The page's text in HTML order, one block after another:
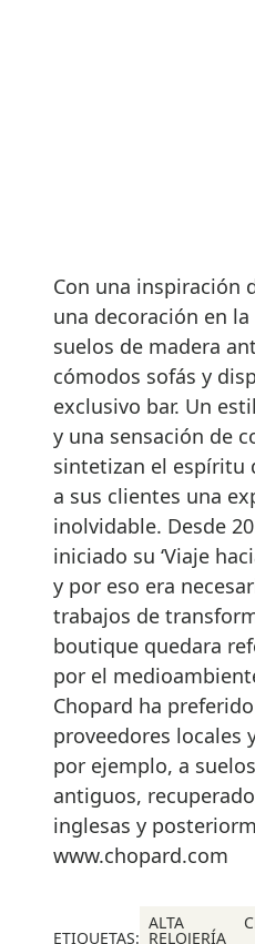
Con una inspiración
una decoración en
suelos de madera
cómodos sofás y
exclusivo bar. Un
y una sensación de
sintetizan el espíritu
a sus clientes una
inolvidable. Desde
iniciado su ‘Viaje
y por eso era
trabajos de
boutique quedara
por el
Chopard ha
proveedores locales
por ejemplo, a
antiguos,
inglesas y
www.chopard.com
ETIQUETAS:
ALTA
RELOJERÍA